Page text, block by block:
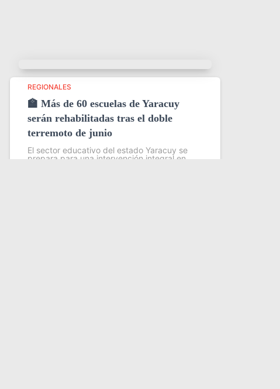
REGIONALES
🏫 Más de 60 escuelas de Yaracuy
serán rehabilitadas tras el doble
terremoto de junio
El sector educativo del estado Yaracuy se
prepara para una intervención integral en